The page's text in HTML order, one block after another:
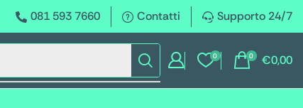
081 593 7660 Contatti Supporto 24/7
0 0 €0,00